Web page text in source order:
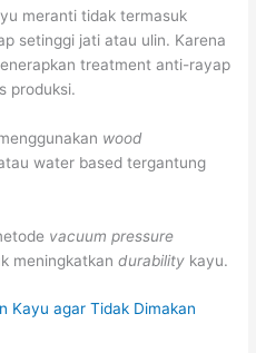
meranti tidak termasuk
setinggi jati atau ulin. Karena
treatment anti-rayap
produksi.
wood
water based tergantung
vacuum pressure
meningkatkandurability kayu.
Kayu agar Tidak Dimakan